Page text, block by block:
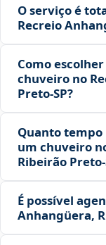
O serviço é
Recreio
Como
chuveiro no
Preto‑SP?
Quanto
um chuveiro
Ribeirão
É possível
Anhangüera,